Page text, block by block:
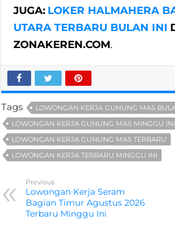
JUGA: LOKER HALMAHERA
UTARA TERBARU BULAN INI
ZONAKEREN.COM.
Tags
LOWONGAN KERJA GUNUNG MAS
LOWONGAN KERJA GUNUNG MAS MINGGU INI
LOWONGAN KERJA GUNUNG MAS TERBARU
LOWONGAN KERJA TERBARU MINGGU INI
Previous
Lowongan Kerja Seram
Bagian Timur Agustus 2026
Terbaru Minggu Ini